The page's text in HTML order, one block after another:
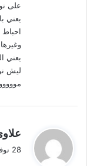
على
يعني
احباط
يعني
ليش
ي
28 نوفمبر، 2012 الساعة 11:00 ص